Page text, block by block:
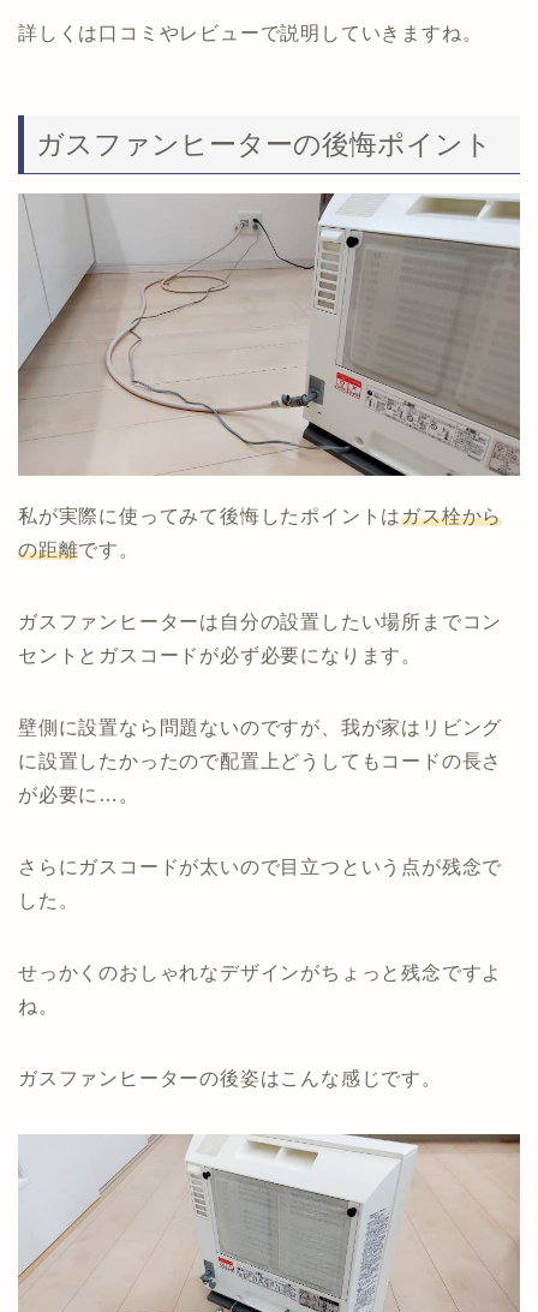
詳しくは口コミやレビューで説明していきますね。
ガスファンヒーターの後悔ポイント
私が実際に使ってみて後悔したポイントはガス栓から
の距離です。
ガスファンヒーターは自分の設置したい場所までコン
セントとガスコードが必ず必要になります。
壁側に設置なら問題ないのですが、我が家はリビング
に設置したかったので配置上どうしてもコードの長さ
が必要に…。
さらにガスコードが太いので目立つという点が残念で
した。
せっかくのおしゃれなデザインがちょっと残念ですよ
ね。
ガスファンヒーターの後姿はこんな感じです。